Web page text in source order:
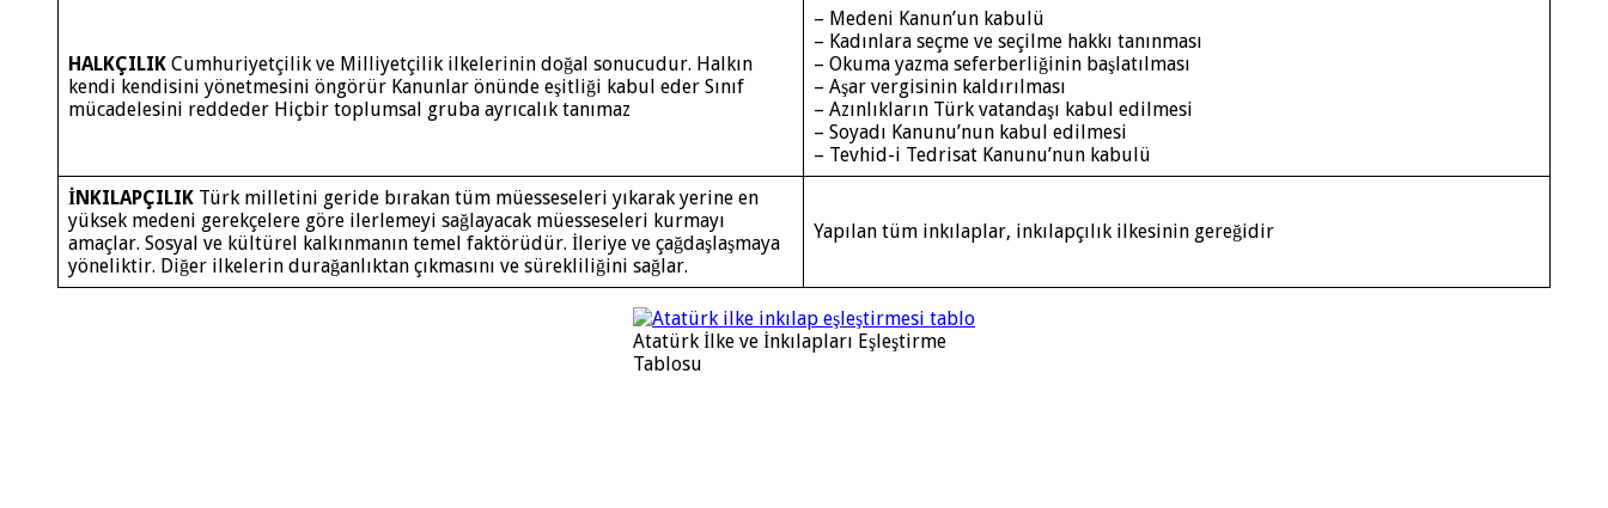
HALKÇILIK Cumhuriyetçilik ve Milliyetçilik ilkelerinin doğal sonucudur. Halkın
kendi kendisini yönetmesini öngörür Kanunlar önünde eşitliği kabul eder Sınıf
mücadelesini reddeder Hiçbir toplumsal gruba ayrıcalık tanımaz
– Medeni Kanun’un kabulü
– Kadınlara seçme ve seçilme hakkı tanınması
– Okuma yazma seferberliğinin başlatılması
– Aşar vergisinin kaldırılması
– Azınlıkların Türk vatandaşı kabul edilmesi
– Soyadı Kanunu’nun kabul edilmesi
– Tevhid-i Tedrisat Kanunu’nun kabulü
İNKILAPÇILIK Türk milletini geride bırakan tüm müesseseleri yıkarak yerine en
yüksek medeni gerekçelere göre ilerlemeyi sağlayacak müesseseleri kurmayı
amaçlar. Sosyal ve kültürel kalkınmanın temel faktörüdür. İleriye ve çağdaşlaşmaya
yöneliktir. Diğer ilkelerin durağanlıktan çıkmasını ve sürekliliğini sağlar.
Yapılan tüm inkılaplar, inkılapçılık ilkesinin gereğidir
Atatürk İlke ve İnkılapları Eşleştirme
Tablosu